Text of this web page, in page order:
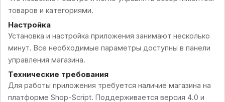
товаров и категориями.
Настройка
Установка и настройка приложения занимают несколько
минут. Все необходимые параметры доступны в панели
управления магазина.
Технические требования
Для работы приложения требуется наличие магазина на
платформе Shop-Script. Поддерживается версия 4.0 и